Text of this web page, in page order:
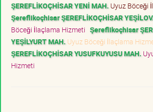
ŞEREFLİKOÇHİSAR YENİ MAH. Uyuz Böceği
Şereflikoçhisar ŞEREFLİKOÇHİSAR
Böceği İlaçlama Hizmeti Şereflikoçhisar
YEŞİLYURT MAH. Uyuz Böceği İlaçlama
ŞEREFLİKOÇHİSAR YUSUFKUYUSU MAH.
Hizmeti